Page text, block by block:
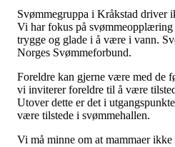
Svømmegruppa i Kråkstad driver
Vi har fokus på
trygge og glade i å være i vann.
Norges Svømmeforbund.
Foreldre kan gjerne være med de
vi inviterer foreldre til å være
Utover dette er det i
være tilstede i svømmehallen.
Vi må minne om at mammaer